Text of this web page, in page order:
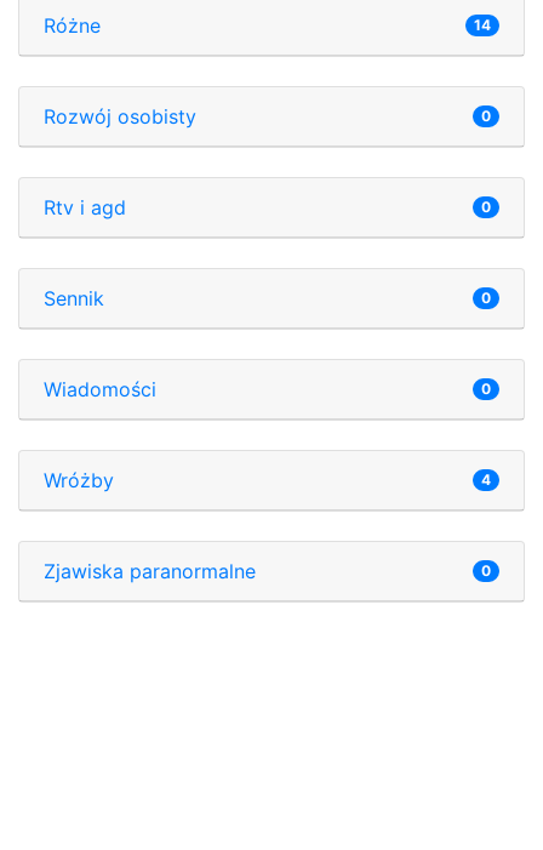
Różne 14
Rozwój osobisty 0
Rtv i agd 0
Sennik 0
Wiadomości 0
Wróżby 4
Zjawiska paranormalne 0